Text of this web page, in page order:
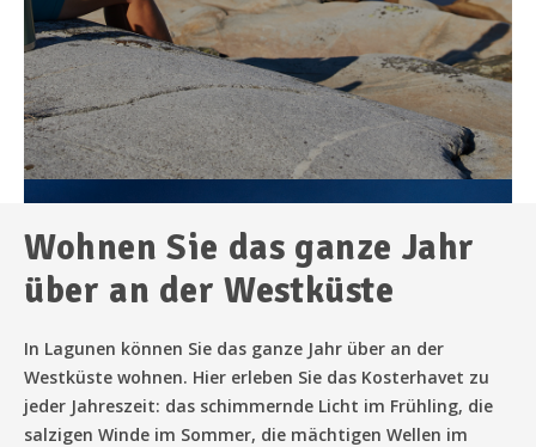
Die Bootshäuser an der
Wohnen Sie das ganze Jahr
über an der Westküste
In Lagunen können Sie das ganze Jahr über an der
Westküste wohnen. Hier erleben Sie das Kosterhavet zu
jeder Jahreszeit: das schimmernde Licht im Frühling, die
salzigen Winde im Sommer, die mächtigen Wellen im